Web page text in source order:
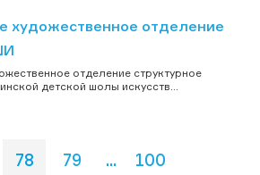
художественное отделение
отделение структурное
детской шолы искусств...
78 79 ... 100